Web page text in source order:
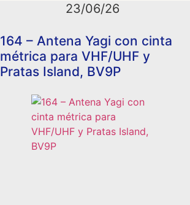
23/06/26
164 – Antena Yagi con cinta
métrica para VHF/UHF y
Pratas Island, BV9P